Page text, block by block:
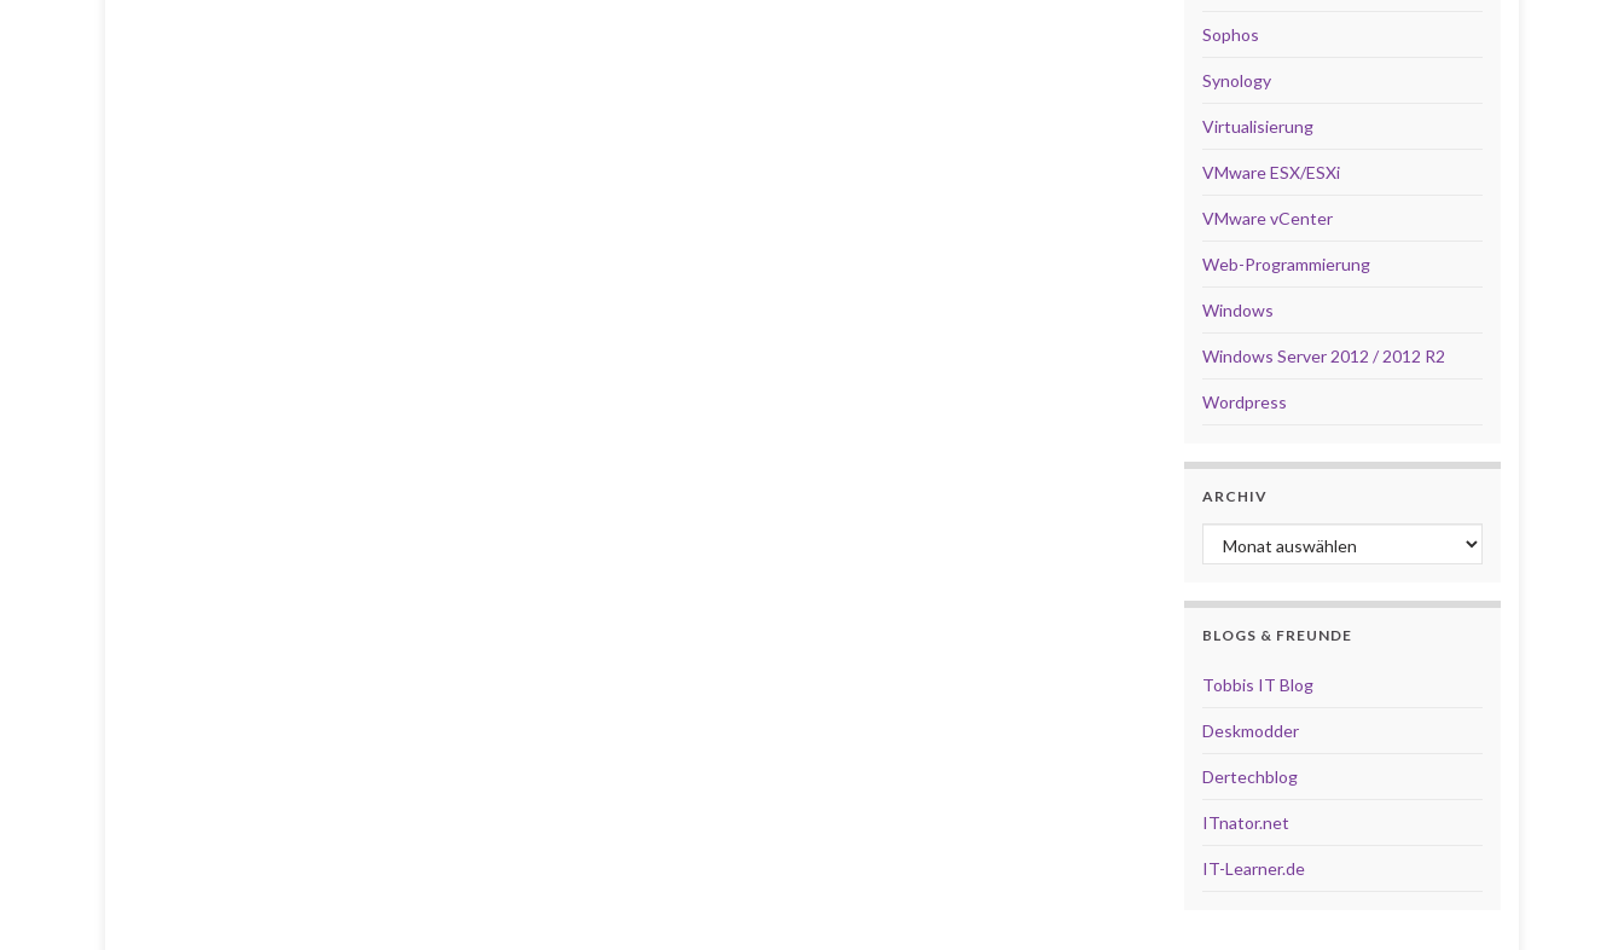
Sophos
Synology
Virtualisierung
VMware ESX/ESXi
VMware vCenter
Web-Programmierung
Windows
Windows Server 2012 / 2012 R2
Wordpress
ARCHIV
Archiv
BLOGS & FREUNDE
Tobbis IT Blog
Deskmodder
Dertechblog
ITnator.net
IT-Learner.de